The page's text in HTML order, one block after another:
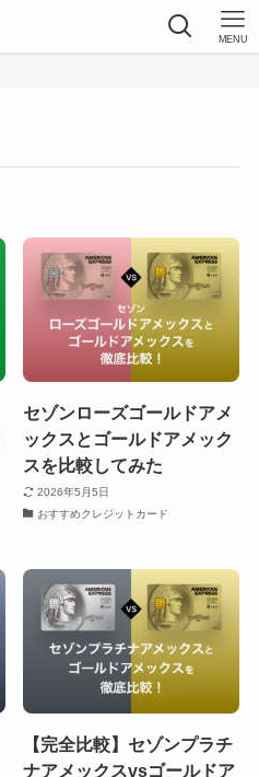
MENU
セゾンローズゴールドアメ
ックスとゴールドアメック
スを比較してみた
2026年5月5日
おすすめクレジットカード
【完全比較】セゾンプラチ
ナアメックスvsゴールドア